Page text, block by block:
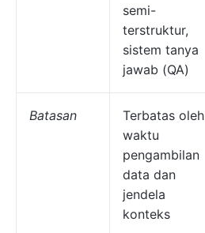
semi-
terstruktur,
sistem tanya
jawab (QA)
Batasan
Terbatas oleh
waktu
pengambilan
data dan
jendela
konteks